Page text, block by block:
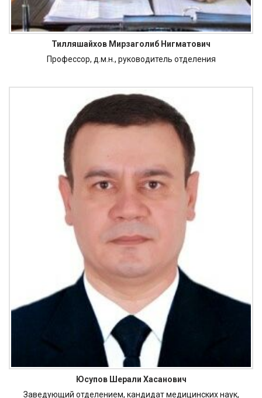
Тилляшайхов Мирзаголиб Нигматович
Профессор, д.м.н., руководитель отделения
Юсупов Шерали Хасанович
Заведующий отделением, кандидат медицинских наук,